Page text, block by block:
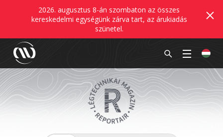
2026. augusztus 8-án szombaton az összes
kereskedelmi egységünk zárva tart, az árukiadás
szünetel.